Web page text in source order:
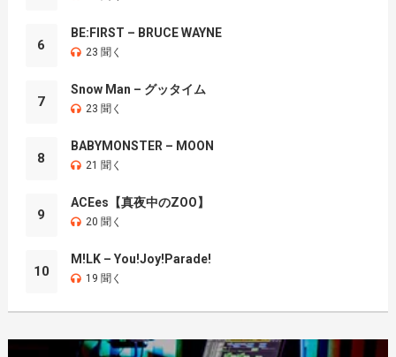
6
BE:FIRST – BRUCE WAYNE
23 聞く
7
Snow Man – グッタイム
23 聞く
8
BABYMONSTER – MOON
21 聞く
9
ACEes【真夜中のZOO】
20 聞く
10
M!LK – You!Joy!Parade!
19 聞く